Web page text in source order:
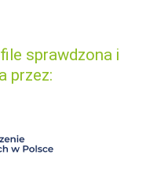
sprawdzona i
przez: